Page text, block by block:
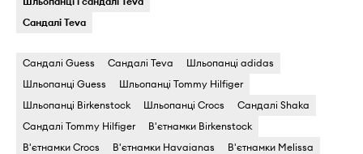
Сандалі Teva
Сандалі Guess Сандалі Teva
Шльопанці adidas
Шльопанці Guess
Шльопанці Tommy Hilfiger
Шльопанці Birkenstock
Шльопанці Crocs
Сандалі Shaka
Сандалі Tommy Hilfiger
В'єтнамки Birkenstock
В'єтнамки Crocs
В'єтнамки Havaianas
В'єтнамки Melissa